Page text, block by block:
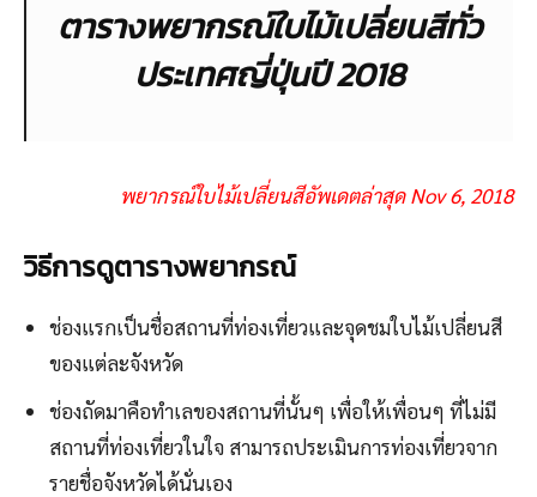
ตารางพยากรณ์ใบไม้เปลี่ยนสีทั่ว
ประเทศญี่ปุ่นปี 2018
พยากรณ์ใบไม้เปลี่ยนสีอัพเดตล่าสุด Nov 6, 2018
วิธีการดูตารางพยากรณ์
ช่องแรกเป็นชื่อสถานที่ท่องเที่ยวและจุดชมใบไม้เปลี่ยนสี
ของแต่ละจังหวัด
ช่องถัดมาคือทำเลของสถานที่นั้นๆ เพื่อให้เพื่อนๆ ที่ไม่มี
สถานที่ท่องเที่ยวในใจ สามารถประเมินการท่องเที่ยวจาก
รายชื่อจังหวัดได้นั่นเอง